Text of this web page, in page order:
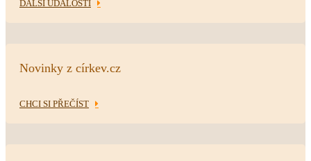
DALŠÍ UDÁLOSTI
Novinky z církev.cz
CHCI SI PŘEČÍST